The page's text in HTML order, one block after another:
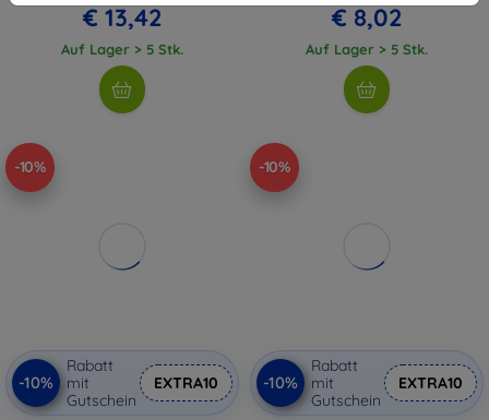
€ 13,42
Auf Lager > 5 Stk.
€ 8,02
Auf Lager > 5 Stk.
-10%
-10%
Rabatt
mit
Gutschein
EXTRA10
-10%
-10%
Rabatt
mit
Gutschein
EXTRA10